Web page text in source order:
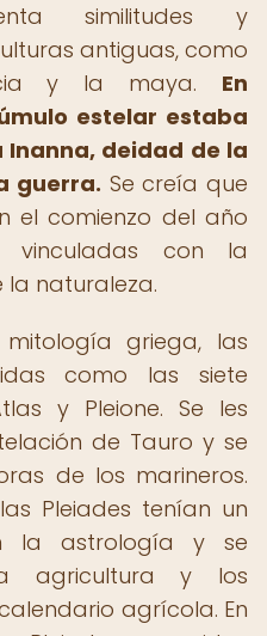
similitudes y
antiguas, como
y la maya. En
estelar estaba
Inanna, deidad de la
guerra. Se creía que
el comienzo del año
con la
la naturaleza.
griega, las
como las siete
y Pleione. Se les
de Tauro y se
de los marineros.
Pleiades tenían un
la astrología y se
agricultura y los
agrícola. En